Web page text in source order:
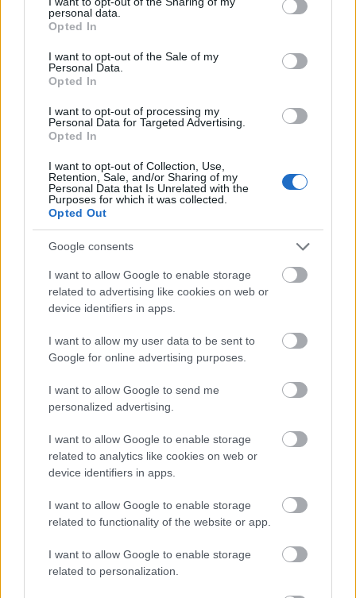
grant or deny consent to Google and its third-party tags to
use your data for below specified purposes in below Google
consent section.
personal data.
Opted In
I want to opt-out of the Sale of my
Personal Data.
Opted In
I want to opt-out of processing my
Personal Data for Targeted Advertising.
Opted In
I want to opt-out of Collection, Use,
Retention, Sale, and/or Sharing of my
Personal Data that Is Unrelated with the
Purposes for which it was collected.
Opted Out
Google consents
I want to allow Google to enable storage
related to advertising like cookies on web or
device identifiers in apps.
I want to allow my user data to be sent to
Google for online advertising purposes.
I want to allow Google to send me
personalized advertising.
I want to allow Google to enable storage
related to analytics like cookies on web or
device identifiers in apps.
I want to allow Google to enable storage
related to functionality of the website or app.
I want to allow Google to enable storage
related to personalization.
Megosztás
Messengeren
keresőben könnyebben megtaláld a
glamour.hu cikkeit